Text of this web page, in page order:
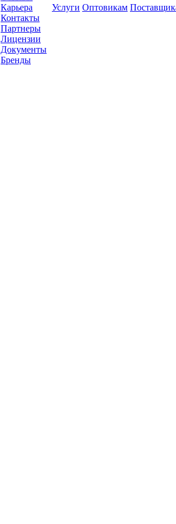
Карьера
Контакты
Партнеры
Лицензии
Документы
Бренды
Услуги Оптовикам